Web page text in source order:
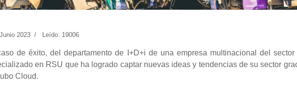
2023 Leído: 19006
de éxito, del departamento de I+D+i de una empresa multinacional del sector
en RSU que ha logrado captar nuevas ideas y tendencias de su sector
Cloud.